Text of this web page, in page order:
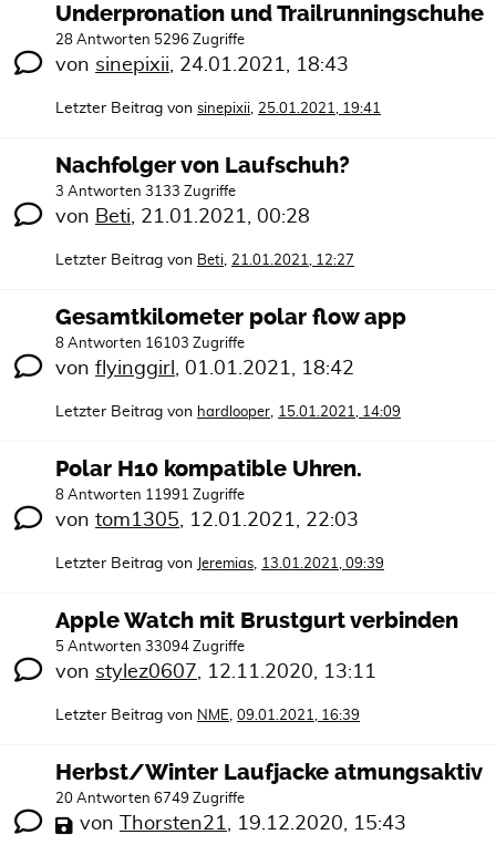
Underpronation und Trailrunningschuhe
28 Antworten 5296 Zugriffe
von sinepixii, 24.01.2021, 18:43
Letzter Beitrag von sinepixii, 25.01.2021, 19:41
Nachfolger von Laufschuh?
3 Antworten 3133 Zugriffe
von Beti, 21.01.2021, 00:28
Letzter Beitrag von Beti, 21.01.2021, 12:27
Gesamtkilometer polar flow app
8 Antworten 16103 Zugriffe
von flyinggirl , 01.01.2021, 18:42
Letzter Beitrag von hardlooper, 15.01.2021, 14:09
Polar H10 kompatible Uhren.
8 Antworten 11991 Zugriffe
von tom1305, 12.01.2021, 22:03
Letzter Beitrag von Jeremias, 13.01.2021, 09:39
Apple Watch mit Brustgurt verbinden
5 Antworten 33094 Zugriffe
von stylez0607, 12.11.2020, 13:11
Letzter Beitrag von NME, 09.01.2021, 16:39
Herbst/Winter Laufjacke atmungsaktiv
20 Antworten 6749 Zugriffe
von Thorsten21, 19.12.2020, 15:43